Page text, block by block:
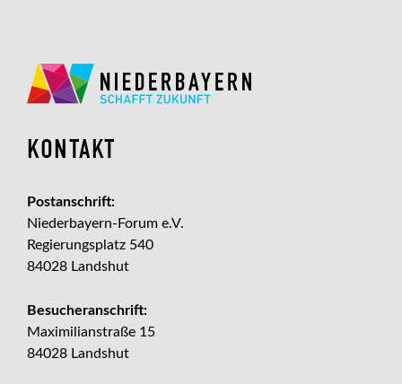
KONTAKT
Postanschrift:
Niederbayern-Forum e.V.
Regierungsplatz 540
84028 Landshut
Besucheranschrift:
Maximilianstraße 15
84028 Landshut